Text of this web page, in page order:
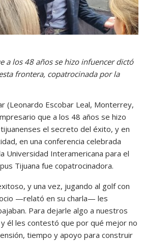
a los 48 años se hizo infuencer dictó
frontera, copatrocinada por la
(Leonardo Escobar Leal, Monterrey,
que a los 48 años se hizo
el secreto del éxito, y en
en una conferencia celebrada
Universidad Interamericana para el
Tijuana fue copatrocinadora.
y una vez, jugando al golf con
—relató en su charla— les
Para dejarle algo a nuestros
él les contestó que por qué mejor no
tiempo y apoyo para construir